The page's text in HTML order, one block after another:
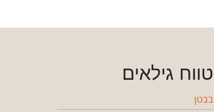
טווח גילאים
בבטן